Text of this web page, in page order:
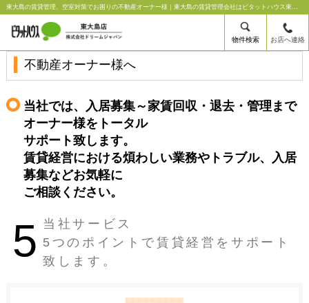
東大島の賃貸管理、空室対策でお困りの不動産オーナー様｜東大島の賃貸管理会社はピタットハウス東大島店【株式会社ドリームジャパン】
物件検索 お店へ連絡